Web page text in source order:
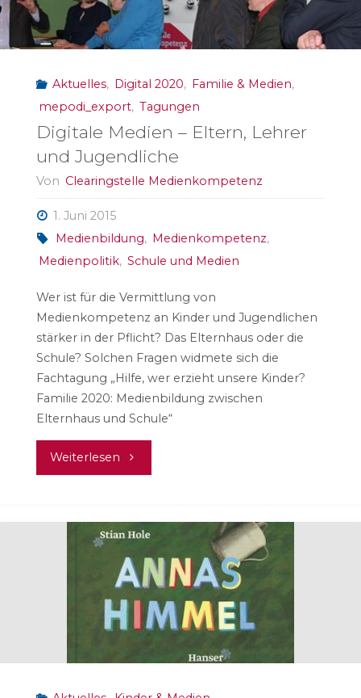
Aktuelles, Digital 2020, Familie & Medien,
mepodi_export, Tagungen
Digitale Medien – Eltern, Lehrer
und Jugendliche
Von Clearingstelle Medienkompetenz
1. Juni 2015
Medienbildung, Medienkompetenz,
Medienpolitik, Schule und Medien
Wer ist für die Vermittlung von
Medienkompetenz an Kinder und Jugendlichen
stärker in der Pflicht? Das Elternhaus oder die
Schule? Solchen Fragen widmete sich die
Fachtagung „Hilfe, wer erzieht unsere Kinder?
Familie 2020: Medienbildung zwischen
Elternhaus und Schule“
Weiterlesen "Digitale
–
Eltern,
Lehrer
und
Jugendliche"